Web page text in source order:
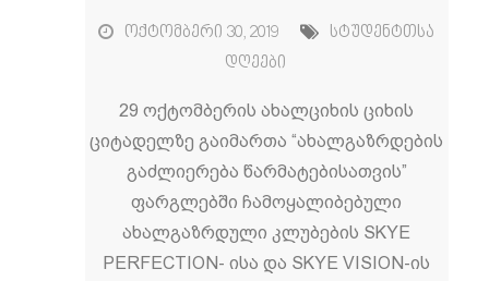
ოქტომბერი 30, 2019
სტუდენტთსა
დღეები
29 ოქტომბერის ახალციხის ციხის
ციტადელზე გაიმართა “ახალგაზრდების
გაძლიერება წარმატებისათვის”
ფარგლებში ჩამოყალიბებული
ახალგაზრდული კლუბების SKYE
PERFECTION- ისა და SKYE VISION-ის